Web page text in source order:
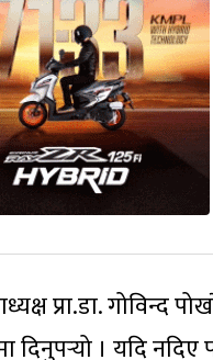
प्रा.डा. गोविन्द
। यदि नदिए